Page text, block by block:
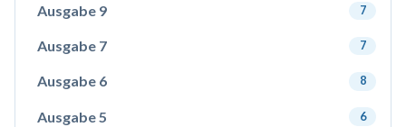
Ausgabe 9 7
Ausgabe 7 7
Ausgabe 6 8
Ausgabe 5 6